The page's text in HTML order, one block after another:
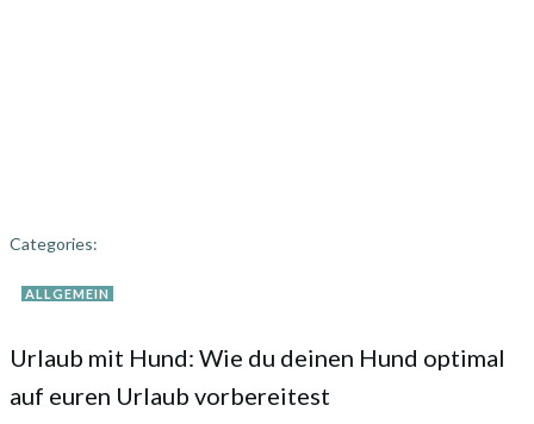
Categories:
ALLGEMEIN
Urlaub mit Hund: Wie du deinen Hund optimal
auf euren Urlaub vorbereitest